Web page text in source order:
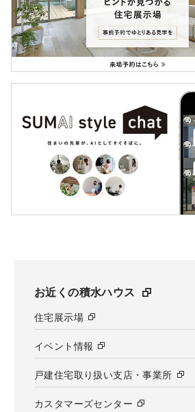
構造 軽量鉄骨
お近くの積水ハウス
住宅展示場
イベント情報
戸建住宅取り扱い支店・事業所
カスタマーズセンター